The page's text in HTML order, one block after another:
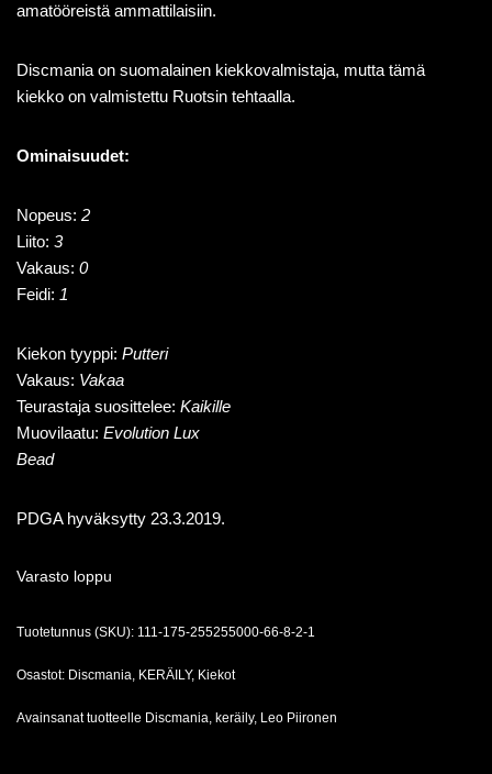
amatööreistä ammattilaisiin.
Discmania on suomalainen kiekkovalmistaja, mutta tämä
kiekko on valmistettu Ruotsin tehtaalla.
Ominaisuudet:
Nopeus: 2
Liito: 3
Vakaus: 0
Feidi: 1
Kiekon tyyppi: Putteri
Vakaus: Vakaa
Teurastaja suosittelee: Kaikille
Muovilaatu: Evolution Lux
Bead
PDGA hyväksytty 23.3.2019.
Varasto loppu
Tuotetunnus (SKU): 111-175-255255000-66-8-2-1
Osastot: Discmania, KERÄILY, Kiekot
Avainsanat tuotteelle Discmania, keräily, Leo Piironen